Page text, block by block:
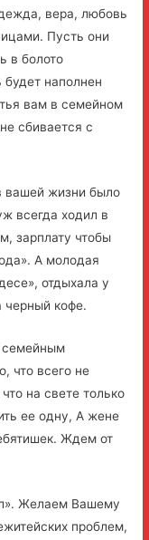
вера, любовь
Пусть они
в болото
наполнен
вам в семейном
сбивается с
вашей жизни было
всегда ходил в
зарплату чтобы
А молодая
отдыхала у
черный кофе.
семейным
что всего не
на свете только
ее одну, А жене
Ждем от
Желаем Вашему
проблем,